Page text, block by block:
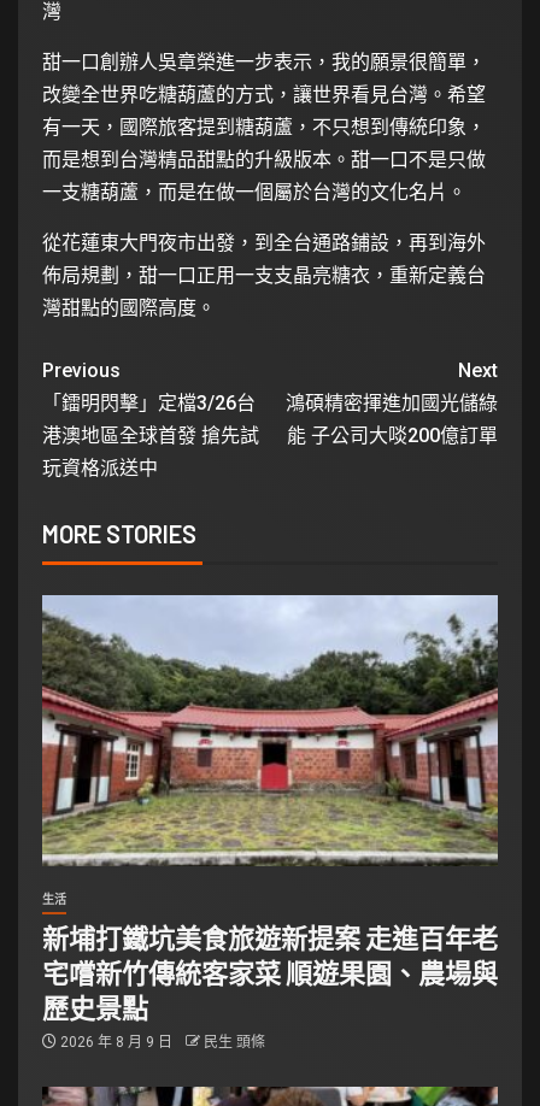
灣
甜一口創辦人吳章榮進一步表示，我的願景很簡單，
改變全世界吃糖葫蘆的方式，讓世界看見台灣。希望
有一天，國際旅客提到糖葫蘆，不只想到傳統印象，
而是想到台灣精品甜點的升級版本。甜一口不是只做
一支糖葫蘆，而是在做一個屬於台灣的文化名片。
從花蓮東大門夜市出發，到全台通路鋪設，再到海外
佈局規劃，甜一口正用一支支晶亮糖衣，重新定義台
灣甜點的國際高度。
Previous
「鐳明閃擊」定檔3/26台
港澳地區全球首發 搶先試
玩資格派送中
Next
鴻碩精密揮進加國光儲綠
能 子公司大啖200億訂單
MORE STORIES
生活
新埔打鐵坑美食旅遊新提案 走進百年老
宅嚐新竹傳統客家菜 順遊果園、農場與
歷史景點
2026 年 8 月 9 日 民生 頭條